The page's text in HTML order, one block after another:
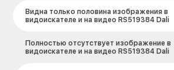
Видна только половина изображения в
видоискателе и на видео RS519384 Dali
Полностью отсутствует изображение в
видоискателе и на видео RS519384 Dali